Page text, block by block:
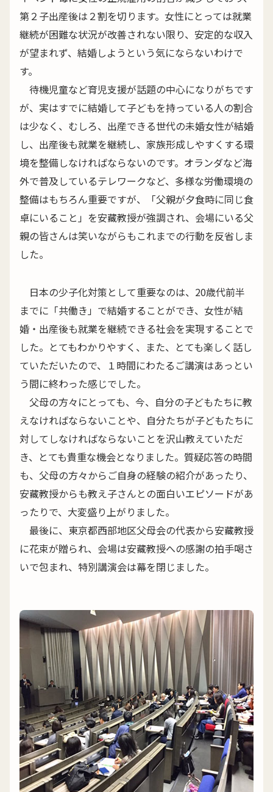
第２子出産後は２割を切ります。女性にとっては就業
継続が困難な状況が改善されない限り、安定的な収入
が望まれず、結婚しようという気にならないわけで
す。
待機児童など育児支援が話題の中心になりがちです
が、実はすでに結婚して子どもを持っている人の割合
は少なく、むしろ、出産できる世代の未婚女性が結婚
し、出産後も就業を継続し、家族形成しやすくする環
境を整備しなければならないのです。オランダなど海
外で普及しているテレワークなど、多様な労働環境の
整備はもちろん重要ですが、「父親が夕食時に同じ食
卓にいること」を安藏教授が強調され、会場にいる父
親の皆さんは笑いながらもこれまでの行動を反省しま
した。
日本の少子化対策として重要なのは、20歳代前半
までに「共働き」で結婚することができ、女性が結
婚・出産後も就業を継続できる社会を実現することで
した。とてもわかりやすく、また、とても楽しく話し
ていただいたので、１時間にわたるご講演はあっとい
う間に終わった感じでした。
父母の方々にとっても、今、自分の子どもたちに教
えなければならないことや、自分たちが子どもたちに
対してしなければならないことを沢山教えていただ
き、とても貴重な機会となりました。質疑応答の時間
も、父母の方々からご自身の経験の紹介があったり、
安藏教授からも教え子さんとの面白いエピソードがあ
ったりで、大変盛り上がりました。
最後に、東京都西部地区父母会の代表から安藏教授
に花束が贈られ、会場は安藏教授への感謝の拍手喝さ
いで包まれ、特別講演会は幕を閉じました。